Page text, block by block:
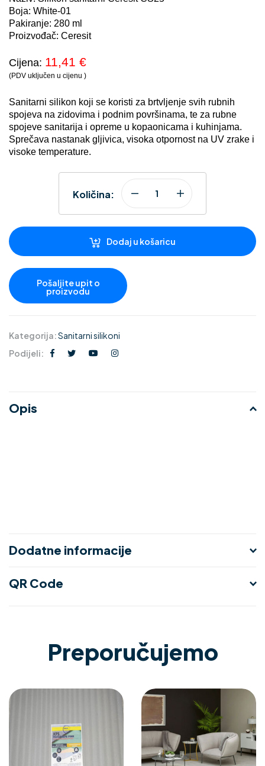
Boja: White-01
Pakiranje: 280 ml
Proizvođač: Ceresit
Cijena: 11,41 €
(PDV uključen u cijenu )
Sanitarni silikon koji se koristi za brtvljenje svih rubnih
spojeva na zidovima i podnim površinama, te za rubne
spojeve sanitarija i opreme u kopaonicama i kuhinjama.
Sprečava nastanak gljivica, visoka otpornost na UV zrake i
visoke temperature.
Količina:
Dodaj u košaricu
Kategorija:Sanitarni silikoni
Podijeli:
Opis
Dodatne informacije
QR Code
Preporučujemo